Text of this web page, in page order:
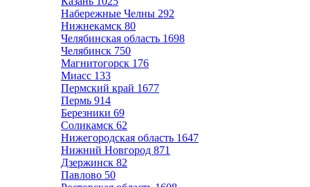
Набережные Челны 292
Нижнекамск 80
Челябинская область 1698
Челябинск 750
Магнитогорск 176
Миасс 133
Пермский край 1677
Пермь 914
Березники 69
Соликамск 62
Нижегородская область 1647
Нижний Новгород 871
Дзержинск 82
Павлово 50